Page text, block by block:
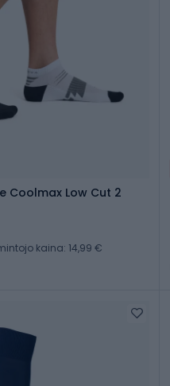
Coolmax Low Cut 2
kaina: 14,99 €